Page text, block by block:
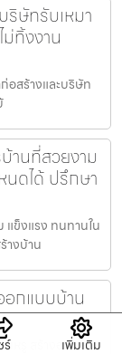
ริษัทรับเหมา
ม่ทิ้งงาน
อสร้างและบริษัท
านที่สวยงาม
ดได้ ปรึกษา
แข็งแรง ทนทานใน
างบ้าน
อกแบบบ้าน
นหรู สร้างอาคาร
ร์ เพิ่มเติม